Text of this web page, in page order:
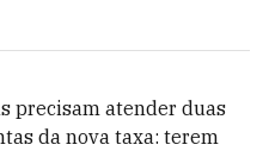
precisam atender duas
da nova taxa: terem